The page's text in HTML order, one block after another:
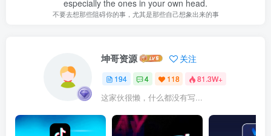
especially the ones in your own head.
不要去想那些阻碍你的事，尤其是那些自己想象出来的事
坤哥资源 关注
194 4 118 81.3W+
这家伙很懒，什么都没有写...